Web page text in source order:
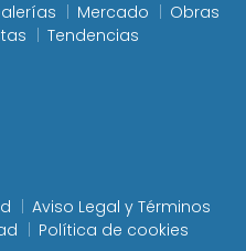
Mercado
Obras
Tendencias
Aviso Legal y Términos
Política de cookies